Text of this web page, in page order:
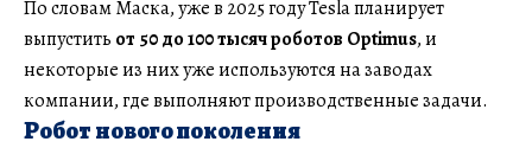
По словам Маска, уже в 2025 году Tesla планирует
выпустить от 50 до 100 тысяч роботов Optimus, и
некоторые из них уже используются на заводах
компании, где выполняют производственные задачи.
Робот нового поколения